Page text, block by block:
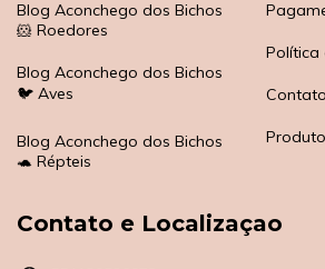
Blog Aconchego dos Bichos
🐹 Roedores
Blog Aconchego dos Bichos
🐦 Aves
Blog Aconchego dos Bichos
🐢 Répteis
Política
Contato
Contato e Localizaçao